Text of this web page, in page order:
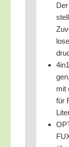
mit
für